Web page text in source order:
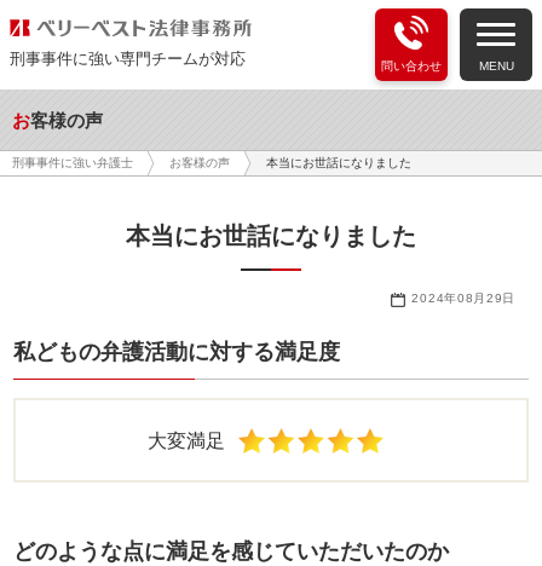
刑事事件に強い専門チームが対応 問い合わせ MENU
お客様の声
刑事事件に強い弁護士 お客様の声 本当にお世話になりました
本当にお世話になりました
2024年08月29日
私どもの弁護活動に対する満足度
大変満足
どのような点に満足を感じていただいたのか